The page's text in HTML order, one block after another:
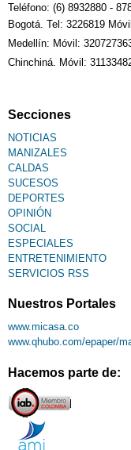
Teléfono: (6) 8932880 -
Bogotá. Tel: 3226819
Medellín: Móvil:
Chinchiná. Móvil:
Secciones
NOTICIAS
MANIZALES
CALDAS
SUCESOS
DEPORTES
OPINIÓN
SOCIAL
ESPECIALES
ENTRETENIMIENTO
SERVICIOS RSS
Nuestros Portales
www.micasa.co
www.qhubo.com/epaper/
Hacemos parte de: